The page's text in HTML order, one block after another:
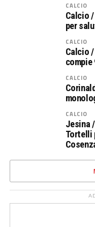
CALCIO
Calcio
per
CALCIO
Calcio
compie
CALCIO
CALCIO
Jesina
Tortelli